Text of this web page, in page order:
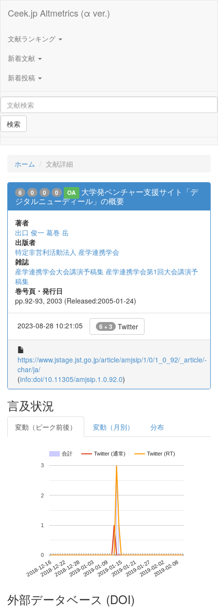
Ceek.jp Altmetrics (α ver.)
文献ランキング
新着文献
新着投稿
検索
ホーム 文献詳細
6 0 0 0 OA
大学発ベンチャー支援サイト「デ
ジタルニューディール」の概要
著者
出口 俊一 葛巻 岳
出版者
特定非営利活動法人 産学連携学会
雑誌
産学連携学会大会講演予稿集 産学連携学会第1回大会講演予
稿集
巻号頁・発行日
pp.92-93, 2003 (Released:2005-01-24)
2023-08-28 10:21:05 6 + 3 Twitter
https://www.jstage.jst.go.jp/article/amjsip/1/0/1_0_92/_article/-
char/ja/
(info:doi/10.11305/amjsip.1.0.92.0)
言及状況
変動（ピーク前後） 変動（月別） 分布
合計 Twitter (通常) Twitter (RT)
2018-12-162018-12-222018-12-282019-01-032019-01-092019-01-152019-01-212019-01-272019-02-022019-02-08
0
1
2
3
外部データベース (DOI)